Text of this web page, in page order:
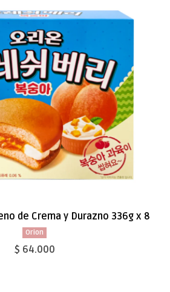
de Crema y Durazno 336g x 8
Orion
$ 64.000